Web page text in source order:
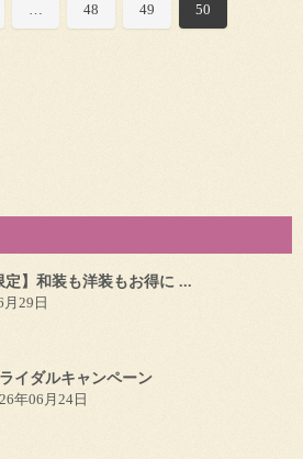
… 48 49 50
定】和装も洋装もお得に ...
29日
イダルキャンペーン
年06月24日